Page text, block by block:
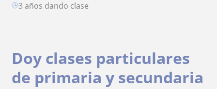
3 años dando clase
Doy clases particulares
de primaria y secundaria